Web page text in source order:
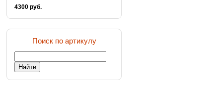
4300 руб.
Поиск по артикулу